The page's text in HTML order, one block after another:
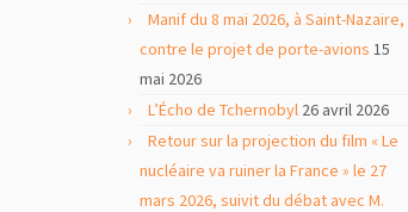
Manif du 8 mai 2026, à Saint-Nazaire,
contre le projet de porte-avions 15
mai 2026
L’Écho de Tchernobyl 26 avril 2026
Retour sur la projection du film « Le
nucléaire va ruiner la France » le 27
mars 2026, suivit du débat avec M.